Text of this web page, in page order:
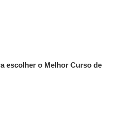
escolher o Melhor Curso de